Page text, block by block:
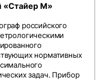
«Стайер М»
российского
нормативных
задач. Прибор